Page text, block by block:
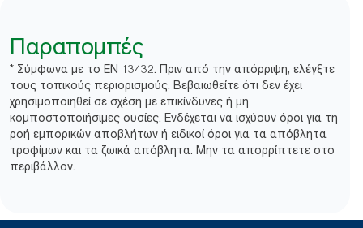
Παραπομπές
* Σύμφωνα με το EN 13432. Πριν από την απόρριψη, ελέγξτε
τους τοπικούς περιορισμούς. Βεβαιωθείτε ότι δεν έχει
χρησιμοποιηθεί σε σχέση με επικίνδυνες ή μη
κομποστοποιήσιμες ουσίες. Ενδέχεται να ισχύουν όροι για τη
ροή εμπορικών αποβλήτων ή ειδικοί όροι για τα απόβλητα
τροφίμων και τα ζωικά απόβλητα. Μην τα απορρίπτετε στο
περιβάλλον.​